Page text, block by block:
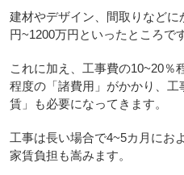
建材やデザイン、間取りなど
円~1200万円といったところです
これに加え、工事費の10~20％
程度の「諸費用」がかかり、
賃」も必要になってきます。
工事は長い場合で4~5カ月にお
家賃負担も嵩みます。